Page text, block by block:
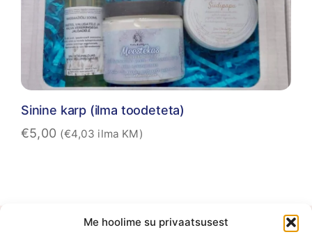
Me hoolime su privaatsusest
Sinine karp (ilma toodeteta)
€5,00 (€4,03 ilma KM)
E-poe kontor on kokkuleppel avatud vahemikus E-K 10:00-